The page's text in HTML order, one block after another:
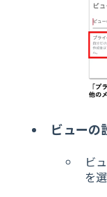
ビューの
ビ
を